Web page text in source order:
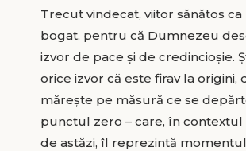
Trecut vindecat, viitor sănătos ca
bogat, pentru că Dumnezeu
izvor de pace și de credincioșie.
orice izvor că este firav la origini,
mărește pe măsură ce se
punctul zero – care, în contextul
de astăzi, îl reprezintă